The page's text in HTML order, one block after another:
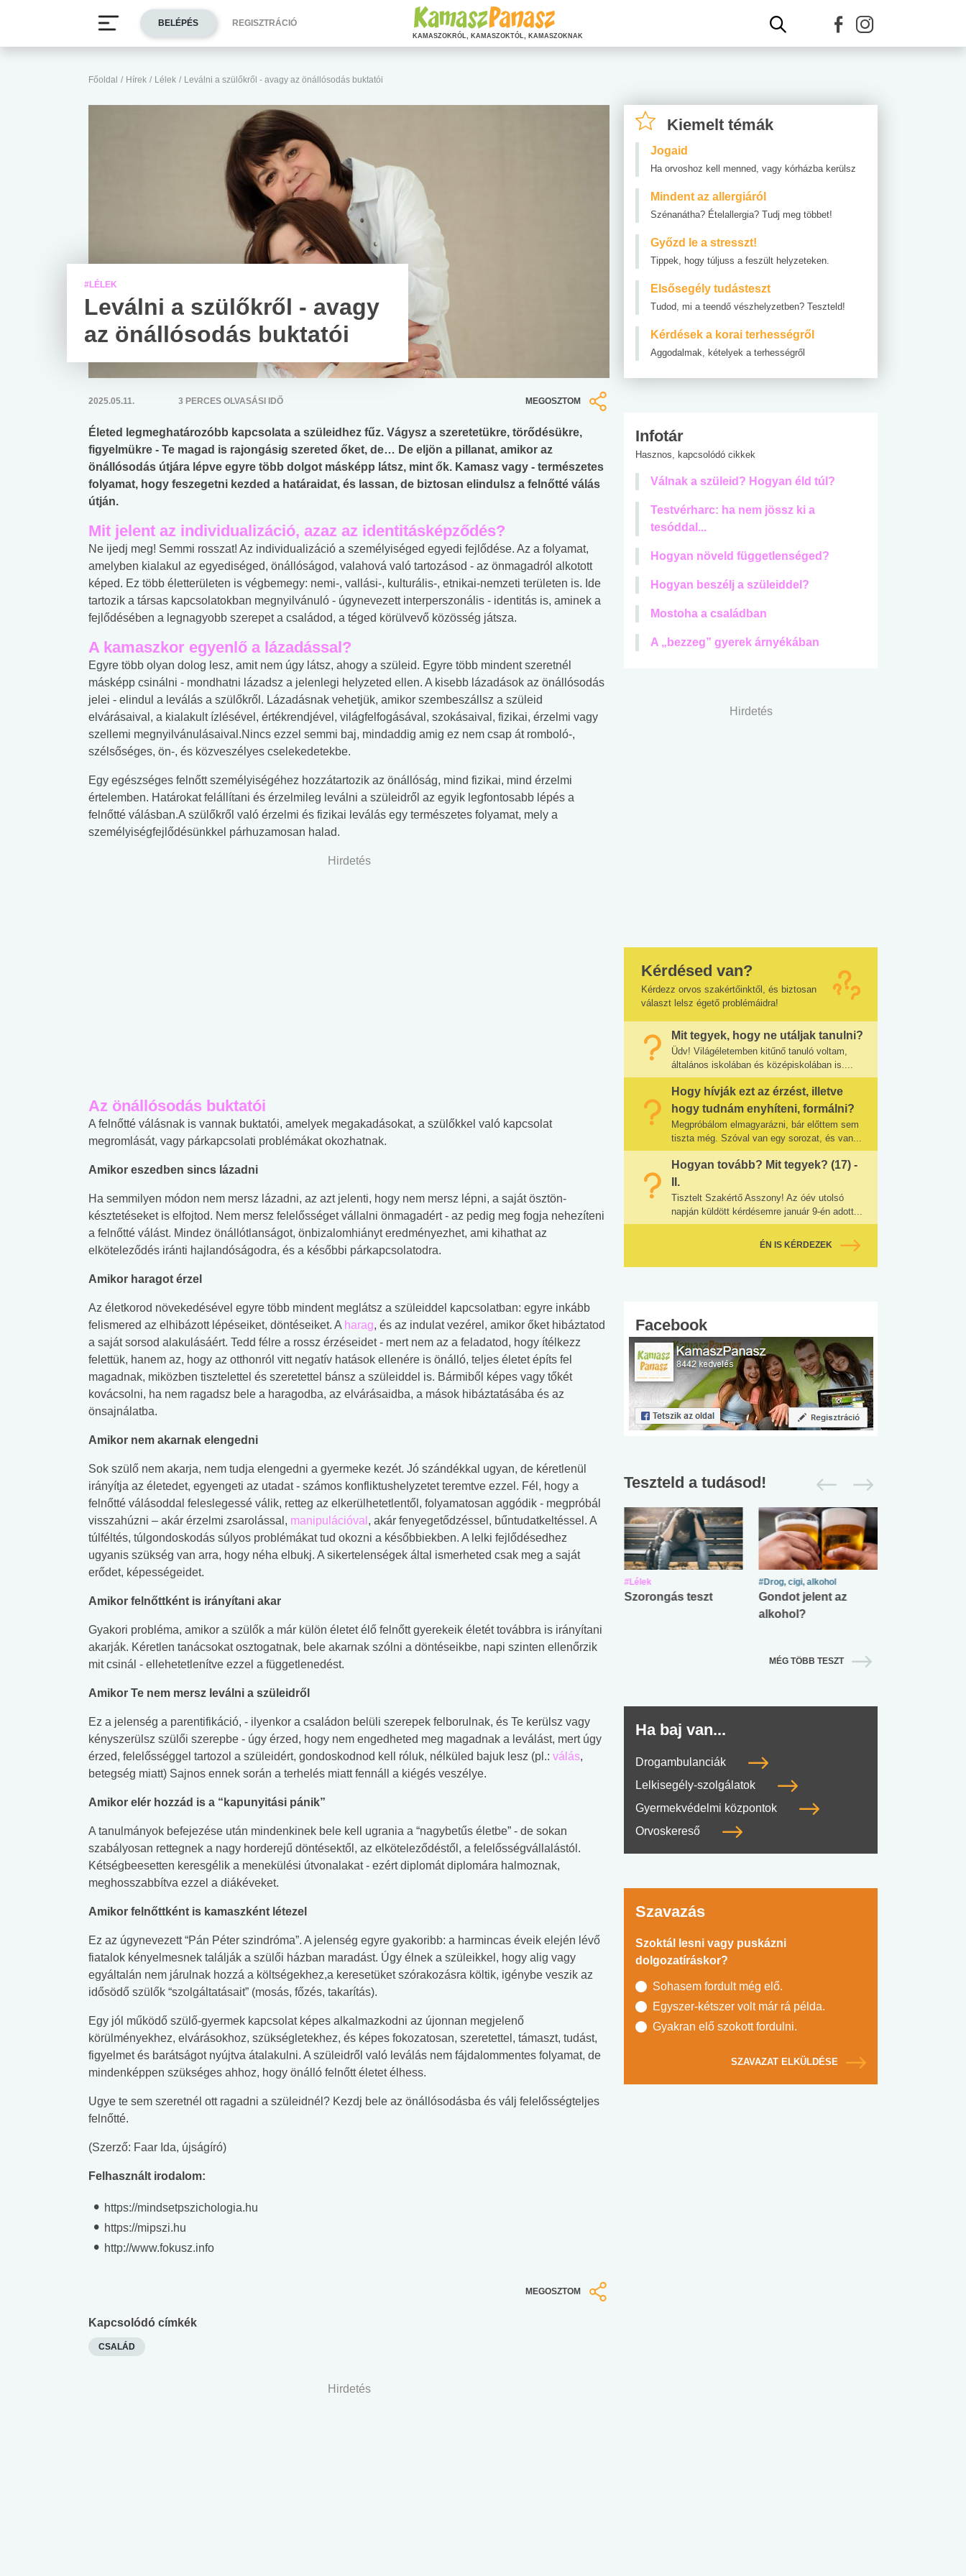
Főoldal / Hírek / Lélek / Leválni a szülőkről - avagy az önállósodás buktatói
#LÉLEK
Leválni a szülőkről - avagy
az önállósodás buktatói
2025.05.11. 3 PERCES OLVASÁSI IDŐ MEGOSZTOM
Életed legmeghatározóbb kapcsolata a szüleidhez fűz. Vágysz a szeretetükre, törődésükre,
figyelmükre - Te magad is rajongásig szereted őket, de… De eljön a pillanat, amikor az
önállósodás útjára lépve egyre több dolgot másképp látsz, mint ők. Kamasz vagy - természetes
folyamat, hogy feszegetni kezded a határaidat, és lassan, de biztosan elindulsz a felnőtté válás
útján.
Mit jelent az individualizáció, azaz az identitásképződés?
Ne ijedj meg! Semmi rosszat! Az individualizáció a személyiséged egyedi fejlődése. Az a folyamat,
amelyben kialakul az egyediséged, önállóságod, valahová való tartozásod - az önmagadról alkotott
képed. Ez több életterületen is végbemegy: nemi-, vallási-, kulturális-, etnikai-nemzeti területen is. Ide
tartozik a társas kapcsolatokban megnyilvánuló - úgynevezett interperszonális - identitás is, aminek a
fejlődésében a legnagyobb szerepet a családod, a téged körülvevő közösség játsza.
A kamaszkor egyenlő a lázadással?
Egyre több olyan dolog lesz, amit nem úgy látsz, ahogy a szüleid. Egyre több mindent szeretnél
másképp csinálni - mondhatni lázadsz a jelenlegi helyzeted ellen. A kisebb lázadások az önállósodás
jelei - elindul a leválás a szülőkről. Lázadásnak vehetjük, amikor szembeszállsz a szüleid
elvárásaival, a kialakult ízlésével, értékrendjével, világfelfogásával, szokásaival, fizikai, érzelmi vagy
szellemi megnyilvánulásaival.Nincs ezzel semmi baj, mindaddig amig ez nem csap át romboló-,
szélsőséges, ön-, és közveszélyes cselekedetekbe.
Egy egészséges felnőtt személyiségéhez hozzátartozik az önállóság, mind fizikai, mind érzelmi
értelemben. Határokat felállítani és érzelmileg leválni a szüleidről az egyik legfontosabb lépés a
felnőtté válásban.A szülőkről való érzelmi és fizikai leválás egy természetes folyamat, mely a
személyiségfejlődésünkkel párhuzamosan halad.
Hirdetés
Az önállósodás buktatói
A felnőtté válásnak is vannak buktatói, amelyek megakadásokat, a szülőkkel való kapcsolat
megromlását, vagy párkapcsolati problémákat okozhatnak.
Amikor eszedben sincs lázadni
Ha semmilyen módon nem mersz lázadni, az azt jelenti, hogy nem mersz lépni, a saját ösztön-
késztetéseket is elfojtod. Nem mersz felelősséget vállalni önmagadért - az pedig meg fogja nehezíteni
a felnőtté válást. Mindez önállótlanságot, önbizalomhiányt eredményezhet, ami kihathat az
elköteleződés iránti hajlandóságodra, és a későbbi párkapcsolatodra.
Amikor haragot érzel
Az életkorod növekedésével egyre több mindent meglátsz a szüleiddel kapcsolatban: egyre inkább
felismered az elhibázott lépéseiket, döntéseiket. A harag, és az indulat vezérel, amikor őket hibáztatod
a saját sorsod alakulásáért. Tedd félre a rossz érzéseidet - mert nem az a feladatod, hogy ítélkezz
felettük, hanem az, hogy az otthonról vitt negatív hatások ellenére is önálló, teljes életet építs fel
magadnak, miközben tisztelettel és szeretettel bánsz a szüleiddel is. Bármiből képes vagy tőkét
kovácsolni, ha nem ragadsz bele a haragodba, az elvárásaidba, a mások hibáztatásába és az
önsajnálatba.
Amikor nem akarnak elengedni
Sok szülő nem akarja, nem tudja elengedni a gyermeke kezét. Jó szándékkal ugyan, de kéretlenül
irányítja az életedet, egyengeti az utadat - számos konfliktushelyzetet teremtve ezzel. Fél, hogy a
felnőtté válásoddal feleslegessé válik, retteg az elkerülhetetlentől, folyamatosan aggódik - megpróbál
visszahúzni – akár érzelmi zsarolással, manipulációval , akár fenyegetődzéssel, bűntudatkeltéssel. A
túlféltés, túlgondoskodás súlyos problémákat tud okozni a későbbiekben. A lelki fejlődésedhez
ugyanis szükség van arra, hogy néha elbukj. A sikertelenségek által ismerheted csak meg a saját
erődet, képességeidet.
Amikor felnőttként is irányítani akar
Gyakori probléma, amikor a szülők a már külön életet élő felnőtt gyerekeik életét továbbra is irányítani
akarják. Kéretlen tanácsokat osztogatnak, bele akarnak szólni a döntéseikbe, napi szinten ellenőrzik
mit csinál - ellehetetlenítve ezzel a függetlenedést.
Amikor Te nem mersz leválni a szüleidről
Ez a jelenség a parentifikáció, - ilyenkor a családon belüli szerepek felborulnak, és Te kerülsz vagy
kényszerülsz szülői szerepbe - úgy érzed, hogy nem engedheted meg magadnak a leválást, mert úgy
érzed, felelősséggel tartozol a szüleidért, gondoskodnod kell róluk, nélküled bajuk lesz (pl.: válás,
betegség miatt) Sajnos ennek során a terhelés miatt fennáll a kiégés veszélye.
Amikor elér hozzád is a “kapunyitási pánik”
A tanulmányok befejezése után mindenkinek bele kell ugrania a “nagybetűs életbe” - de sokan
szabályosan rettegnek a nagy horderejű döntésektől, az elköteleződéstől, a felelősségvállalástól.
Kétségbeesetten keresgélik a menekülési útvonalakat - ezért diplomát diplomára halmoznak,
meghosszabbítva ezzel a diákéveket.
Amikor felnőttként is kamaszként létezel
Ez az úgynevezett “Pán Péter szindróma”. A jelenség egyre gyakoribb: a harmincas éveik elején lévő
fiatalok kényelmesnek találják a szülői házban maradást. Úgy élnek a szüleikkel, hogy alig vagy
egyáltalán nem járulnak hozzá a költségekhez,a keresetüket szórakozásra költik, igénybe veszik az
idősödő szülők “szolgáltatásait” (mosás, főzés, takarítás).
Egy jól működő szülő-gyermek kapcsolat képes alkalmazkodni az újonnan megjelenő
körülményekhez, elvárásokhoz, szükségletekhez, és képes fokozatosan, szeretettel, támaszt, tudást,
figyelmet és barátságot nyújtva átalakulni. A szüleidről való leválás nem fájdalommentes folyamat, de
mindenképpen szükséges ahhoz, hogy önálló felnőtt életet élhess.
Ugye te sem szeretnél ott ragadni a szüleidnél? Kezdj bele az önállósodásba és válj felelősségteljes
felnőtté.
(Szerző: Faar Ida, újságíró)
Felhasznált irodalom:
https://mindsetpszichologia.hu
https://mipszi.hu
http://www.fokusz.info
MEGOSZTOM
Kapcsolódó címkék
CSALÁD
Hirdetés
Kiemelt témák
Jogaid
Ha orvoshoz kell menned, vagy kórházba kerülsz
Mindent az allergiáról
Szénanátha? Ételallergia? Tudj meg többet!
Győzd le a stresszt!
Tippek, hogy túljuss a feszült helyzeteken.
Elsősegély tudásteszt
Tudod, mi a teendő vészhelyzetben? Teszteld!
Kérdések a korai terhességről
Aggodalmak, kételyek a terhességről
Infotár
Hasznos, kapcsolódó cikkek
Válnak a szüleid? Hogyan éld túl?
Testvérharc: ha nem jössz ki a
tesóddal...
Hogyan növeld függetlenséged?
Hogyan beszélj a szüleiddel?
Mostoha a családban
A „bezzeg” gyerek árnyékában
Hirdetés
Kérdésed van?
Kérdezz orvos szakértőinktől, és biztosan
választ lelsz égető problémáidra!
Mit tegyek, hogy ne utáljak tanulni?
Üdv! Világéletemben kitűnő tanuló voltam,
általános iskolában és középiskolában is....
Hogy hívják ezt az érzést, illetve
hogy tudnám enyhíteni, formálni?
Megpróbálom elmagyarázni, bár előttem sem
tiszta még. Szóval van egy sorozat, és van...
Hogyan tovább? Mit tegyek? (17) -
II.
Tisztelt Szakértő Asszony! Az óév utolsó
napján küldött kérdésemre január 9-én adott...
ÉN IS KÉRDEZEK
Facebook
Teszteld a tudásod!
Mekkora az ökológiai
Elsősegély
No.42
#Lélek
Szorongás teszt
#Drog, cigi, alkohol
Gondot jelent az
alkohol?
MÉG TÖBB TESZT
Ha baj van...
Drogambulanciák
Lelkisegély-szolgálatok
Gyermekvédelmi központok
Orvoskereső
Szavazás
Szoktál lesni vagy puskázni
dolgozatíráskor?
Sohasem fordult még elő.
Egyszer-kétszer volt már rá példa.
Gyakran elő szokott fordulni.
SZAVAZAT ELKÜLDÉSE
BELÉPÉS REGISZTRÁCIÓ
KAMASZOKRÓL, KAMASZOKTÓL, KAMASZOKNAK